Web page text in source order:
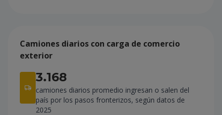
Camiones diarios con carga de comercio
exterior
3.168
camiones diarios promedio ingresan o salen del
país por los pasos fronterizos, según datos de
2025